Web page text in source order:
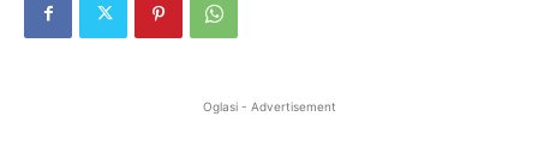
Oglasi - Advertisement